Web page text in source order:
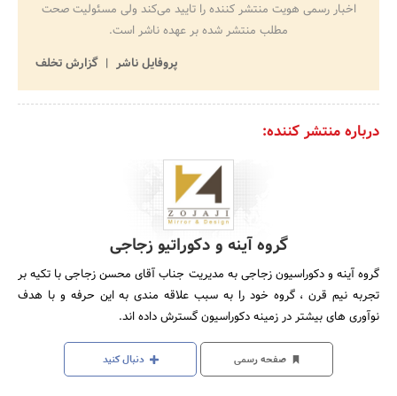
اخبار رسمی هویت منتشر کننده را تایید می‌کند ولی مسئولیت صحت
مطلب منتشر شده بر عهده ناشر است.
پروفایل ناشر
گزارش تخلف
درباره منتشر کننده:
گروه آینه و دکوراتیو زجاجی
گروه آینه و دکوراسیون زجاجی به مدیریت جناب آقای محسن زجاجی با تکیه بر
تجربه نیم قرن ، گروه خود را به سبب علاقه مندی به این حرفه و با هدف
نوآوری های بیشتر در زمینه دکوراسیون گسترش داده اند.
صفحه رسمی دنبال کنید